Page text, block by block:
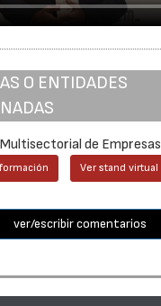
O ENTIDADES
de
Ver stand virtual
ver/escribir comentarios